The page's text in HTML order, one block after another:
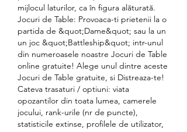
mijlocul laturilor, ca în figura alăturată.
Jocuri de Table: Provoaca-ti prietenii la o
partida de &quot;Dame&quot; sau la un
un joc &quot;Battleship&quot; intr-unul
din numeroasele noastre Jocuri de Table
online gratuite! Alege unul dintre aceste
Jocuri de Table gratuite, si Distreaza-te!
Cateva trasaturi / optiuni: viata
opozantilor din toata lumea, camerele
jocului, rank-urile (nr de puncte),
statisticile extinse, profilele de utilizator,